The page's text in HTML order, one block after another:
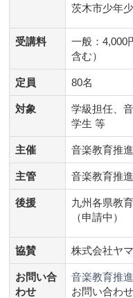
茨木市少年
受講料
一般：
含む）
定員 80名
対象
学級担任、
学生 等
主催 音楽教育推
主管 音楽教育推
後援
九州各県教
（申請中）
協賛 株式会社ヤ
お問い合
わせ
音楽教育推
お問い合わ